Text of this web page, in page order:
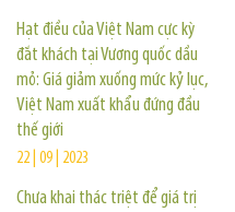
Hạt điều của Việt Nam cực kỳ
đắt khách tại Vương quốc dầu
mỏ: Giá giảm xuống mức kỷ lục,
Việt Nam xuất khẩu đứng đầu
thế giới
22 | 09 | 2023
Chưa khai thác triệt để giá trị